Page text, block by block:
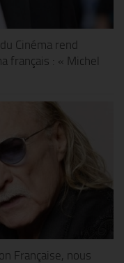
Cinéma rend
français : « Michel
Française, nous